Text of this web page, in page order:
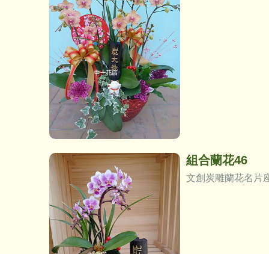
組合蘭花46
文創炭雕蘭花名片